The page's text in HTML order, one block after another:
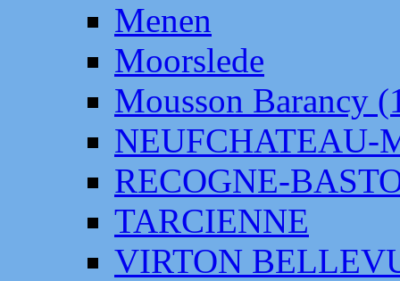
Menen
Moorslede
Mousson Barancy
NEUFCHATEAU-
RECOGNE-
TARCIENNE
VIRTON